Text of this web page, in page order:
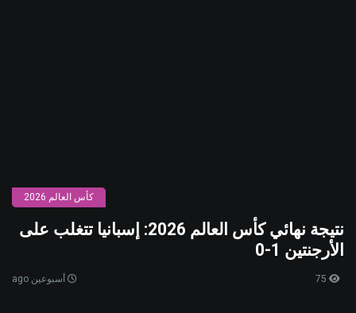
كأس العالم 2026
نتيجة نهائي كأس العالم 2026: إسبانيا تتغلب على
الأرجنتين 1-0
أسبوعين ago